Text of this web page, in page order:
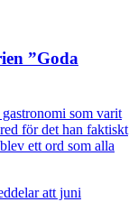
”Goda
som varit
för det han faktiskt
ett ord som alla